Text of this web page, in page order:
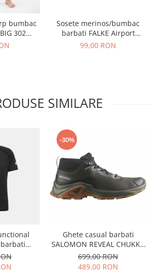
bumbac
302
Sosete merinos/bumbac
barbati FALKE Airport
bleumarin
99,00 RON
SIMILARE
FL negru
-30%
Ghete casual barbati
SALOMON REVEAL CHUKKA
CLIMAWATERPROOF 2 kaki
699,00 RON
489,00 RON